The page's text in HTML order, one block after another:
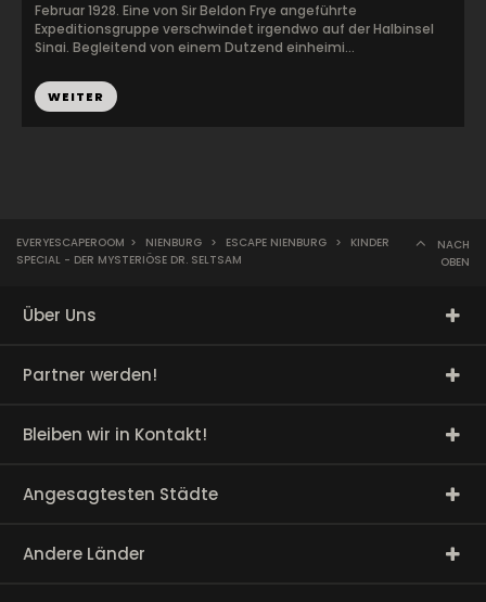
Februar 1928. Eine von Sir Beldon Frye angeführte
Expeditionsgruppe verschwindet irgendwo auf der Halbinsel
Sinai. Begleitend von einem Dutzend einheimi...
WEITER
EVERYESCAPEROOM > NIENBURG > ESCAPE NIENBURG >
KINDER
SPECIAL - DER MYSTERIÖSE DR. SELTSAM
NACH
OBEN
Über Uns
Partner werden!
Bleiben wir in Kontakt!
Angesagtesten Städte
Andere Länder